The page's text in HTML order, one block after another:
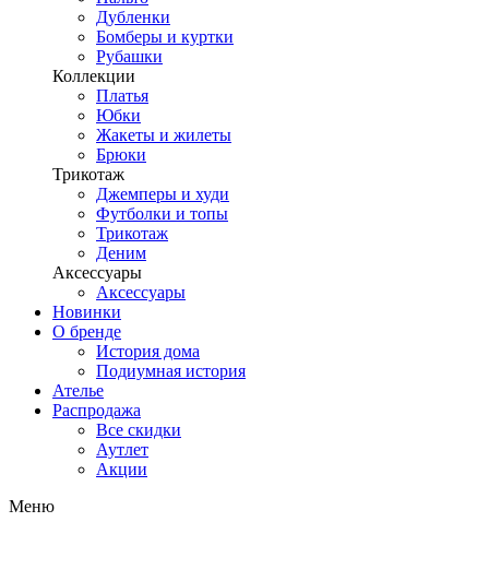
Дубленки
Бомберы и куртки
Рубашки
Коллекции
Платья
Юбки
Жакеты и жилеты
Брюки
Трикотаж
Джемперы и худи
Футболки и топы
Трикотаж
Деним
Аксессуары
Аксессуары
Новинки
О бренде
История дома
Подиумная история
Ателье
Распродажа
Все скидки
Аутлет
Акции
Меню